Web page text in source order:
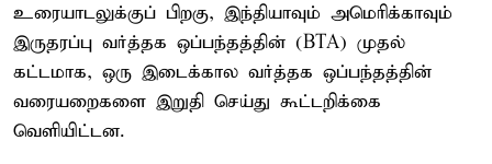
உரையாடலுக்குப் பிறகு, இந்தியாவும் அமெரிக்காவும்
இருதரப்பு வர்த்தக ஒப்பந்தத்தின் (BTA) முதல்
கட்டமாக, ஒரு இடைக்கால வர்த்தக ஒப்பந்தத்தின்
வரையறைகளை இறுதி செய்து கூட்டறிக்கை
வெளியிட்டன.